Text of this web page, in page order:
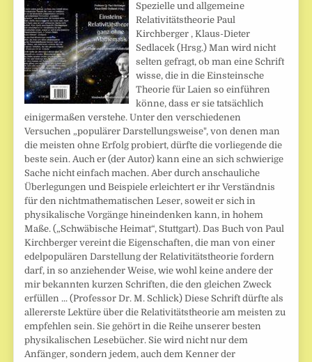
Spezielle und allgemeine
Relativitätstheorie Paul
Kirchberger , Klaus-Dieter
Sedlacek (Hrsg.) Man wird nicht
selten gefragt, ob man eine Schrift
wisse, die in die Einsteinsche
Theorie für Laien so einführen
könne, dass er sie tatsächlich
einigermaßen verstehe. Unter den verschiedenen
Versuchen „populärer Darstellungsweise", von denen man
die meisten ohne Erfolg probiert, dürfte die vorliegende die
beste sein. Auch er (der Autor) kann eine an sich schwierige
Sache nicht einfach machen. Aber durch anschauliche
Überlegungen und Beispiele erleichtert er ihr Verständnis
für den nichtmathematischen Leser, soweit er sich in
physikalische Vorgänge hineindenken kann, in hohem
Maße. („Schwäbische Heimat“, Stuttgart). Das Buch von Paul
Kirchberger vereint die Eigenschaften, die man von einer
edelpopulären Darstellung der Relativitätstheorie fordern
darf, in so anziehender Weise, wie wohl keine andere der
mir bekannten kurzen Schriften, die den gleichen Zweck
erfüllen ... (Professor Dr. M. Schlick) Diese Schrift dürfte als
allererste Lektüre über die Relativitätstheorie am meisten zu
empfehlen sein. Sie gehört in die Reihe unserer besten
physikalischen Lesebücher. Sie wird nicht nur dem
Anfänger, sondern jedem, auch dem Kenner der